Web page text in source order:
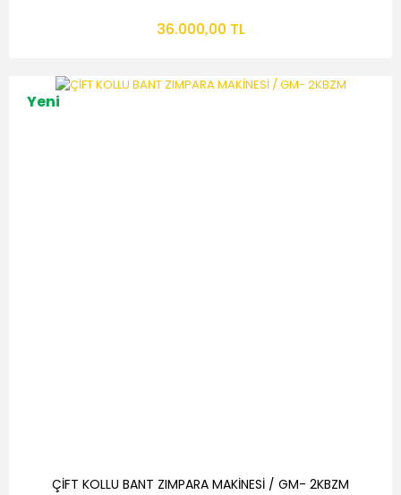
36.000,00 TL
Yeni
ÇİFT KOLLU BANT ZIMPARA MAKİNESİ / GM- 2KBZM